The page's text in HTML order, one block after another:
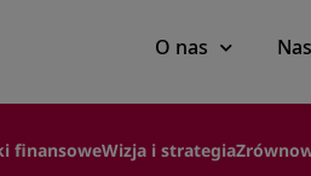
Main
O nas
finansoweWizja i strategia